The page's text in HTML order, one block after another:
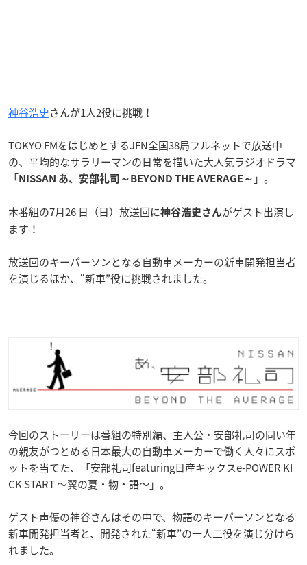
神谷浩史さんが1人2役に挑戦！
TOKYO FMをはじめとするJFN全国38局フルネットで放送中
の、平均的なサラリーマンの日常を描いた大人気ラジオドラマ
「 NISSAN あ、安部礼司～BEYOND THE AVERAGE～ 」。
本番組の7月26 日（日）放送回に神谷浩史さんがゲスト出演し
ます！
放送回のキーパーソンとなる自動車メーカーの新車開発担当者
を演じるほか、“新車”役に挑戦されました。
今回のストーリーは番組の特別編、主人公・安部礼司の同い年
の親友がつとめる日本最大の自動車メーカーで働く人々にスポ
ットを当てた、「安部礼司featuring日産キックスe-POWER KI
CK START ～翼の夏・物・語～」。
ゲスト声優の神谷さんはその中で、物語のキーパーソンとなる
新車開発担当者と、開発された“新車”の一人二役を演じ分けら
れました。